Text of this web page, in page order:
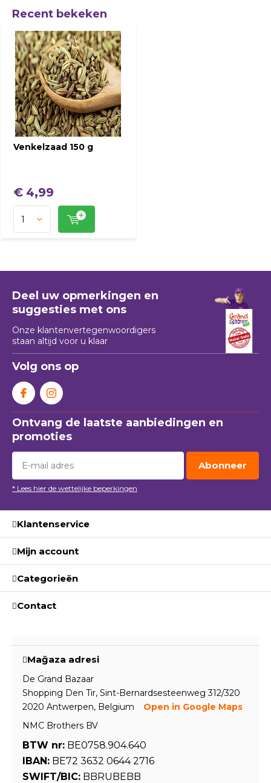
Recent bekeken
Venkelzaad 150 g
€ 4,99
Deel uw opmerkingen en
suggesties met ons
Onze klantenvertegenwoordigers
staan ​​altijd voor u klaar
Volg ons op
Ontvang de laatste aanbiedingen en
promoties
Abonneer
* Lees hier de wettelijke beperkingen
Klantenservice
Mijn account
Categorieën
Contact
Mağaza adresi
De Grand Bazaar
Shopping Den Tir, Sint-Bernardsesteenweg 312/320
2020 Antwerpen, Belgium
Open in Google Maps
NMC Brothers BV
BTW nr: BE0758.904.640
IBAN: BE72 3632 0644 2716
SWIFT/BIC: BBRUBEBB